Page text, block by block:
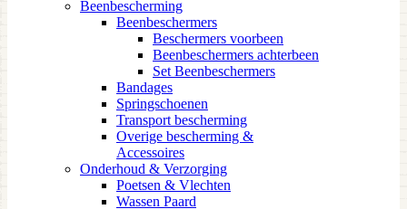
Beenbescherming
Beenbeschermers
Beschermers voorbeen
Beenbeschermers achterbeen
Set Beenbeschermers
Bandages
Springschoenen
Transport bescherming
Overige bescherming &
Accessoires
Onderhoud & Verzorging
Poetsen & Vlechten
Wassen Paard